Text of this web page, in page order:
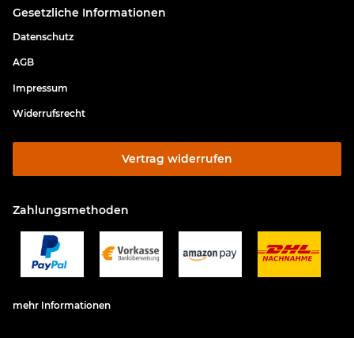
Gesetzliche Informationen
Datenschutz
AGB
Impressum
Widerrufsrecht
Vertrag widerrufen
Zahlungsmethoden
mehr Informationen